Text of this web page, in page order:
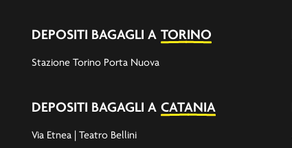
DEPOSITI BAGAGLI A TORINO
Stazione Torino Porta Nuova
DEPOSITI BAGAGLI A CATANIA
Via Etnea | Teatro Bellini